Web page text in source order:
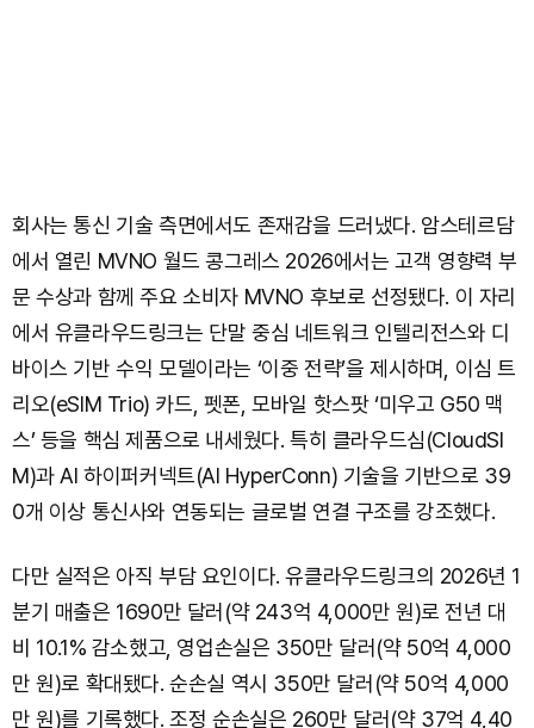
회사는 통신 기술 측면에서도 존재감을 드러냈다. 암스테르담
에서 열린 MVNO 월드 콩그레스 2026에서는 고객 영향력 부
문 수상과 함께 주요 소비자 MVNO 후보로 선정됐다. 이 자리
에서 유클라우드링크는 단말 중심 네트워크 인텔리전스와 디
바이스 기반 수익 모델이라는 ‘이중 전략’을 제시하며, 이심 트
리오(eSIM Trio) 카드, 펫폰, 모바일 핫스팟 ‘미우고 G50 맥
스’ 등을 핵심 제품으로 내세웠다. 특히 클라우드심(CloudSI
M)과 AI 하이퍼커넥트(AI HyperConn) 기술을 기반으로 39
0개 이상 통신사와 연동되는 글로벌 연결 구조를 강조했다.
다만 실적은 아직 부담 요인이다. 유클라우드링크의 2026년 1
분기 매출은 1690만 달러(약 243억 4,000만 원)로 전년 대
비 10.1% 감소했고, 영업손실은 350만 달러(약 50억 4,000
만 원)로 확대됐다. 순손실 역시 350만 달러(약 50억 4,000
만 원)를 기록했다. 조정 순손실은 260만 달러(약 37억 4,40